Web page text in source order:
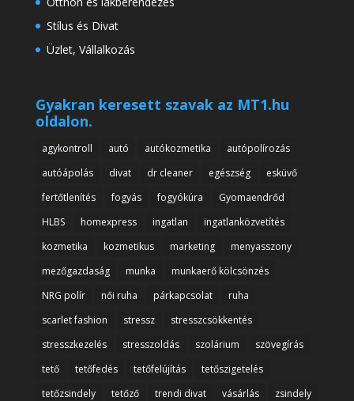
Stílus és Divat
Üzlet, Vállalkozás
Gyakran keresett szavak az MT1.hu
oldalon.
agykontroll autó autókozmetika
autópolírozás
autóápolás
divat dr cleaner egészség
esküvő
fertőtlenítés
fogyás fogyókúra
Gyomaendrőd
HLBS
homexpress ingatlan
ingatlanközvetítés
kozmetika
kozmetikus marketing
menyasszony
mezőgazdaság
munka
munkaerő kölcsönzés
NRG polír
női ruha párkapcsolat
ruha
scarlet fashion
stressz
stresszcsökkentés
stresszkezelés
stresszoldás szolárium
szövegírás
tető
tetőfedés tetőfelújítás
tetőszigetelés
tetőzsindely
tetőző trendi divat vásárlás zsindely